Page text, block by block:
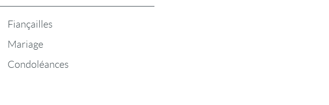
Fiançailles
Mariage
Condoléances